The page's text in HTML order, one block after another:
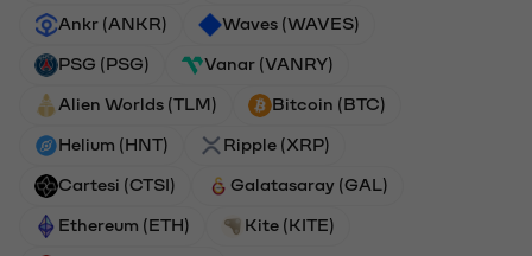
Ankr (ANKR) Waves (WAVES)
PSG (PSG) Vanar (VANRY)
Alien Worlds (TLM) Bitcoin (BTC)
Helium (HNT) Ripple (XRP)
Cartesi (CTSI) Galatasaray (GAL)
Ethereum (ETH) Kite (KITE)